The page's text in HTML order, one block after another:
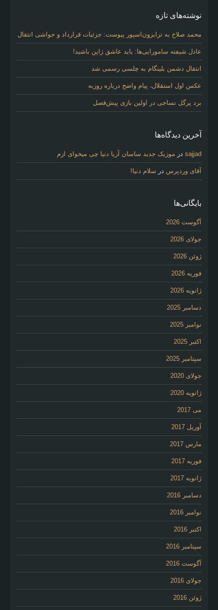
نوشته‌های تازه
محمد صلاح به ترابزون‌اسپور پیوست: جزئیات قرارداد و حواشی انتقال
عادل شیفته سامورایی‌ها: باید عاشق ژاپن باشید!
انتقال دشمن بلینگام به چلسی رسمی شد
عکس اول استقلال، پیام واضح درباره روزبه
برد پرگل نساجی در اولین بازی پیش‌فصل
آخرین دیدگاه‌ها
sajjad در موزیک جدید ساسان آریا دنیا چی میخوای ازم
آقای وردپرس در سلام دنیا!
بایگانی‌ها
آگوست 2026
جولای 2026
ژوئن 2026
فوریه 2026
ژانویه 2026
دسامبر 2025
نوامبر 2025
اکتبر 2025
سپتامبر 2025
جولای 2020
ژانویه 2020
می 2017
آوریل 2017
مارس 2017
فوریه 2017
ژانویه 2017
دسامبر 2016
نوامبر 2016
اکتبر 2016
سپتامبر 2016
آگوست 2016
جولای 2016
ژوئن 2016